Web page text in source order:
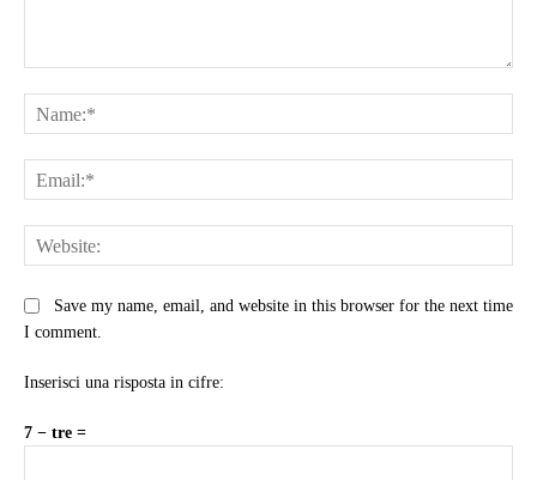
Save my name, email, and website in this browser for the next time
I comment.
Inserisci una risposta in cifre:
7 − tre =